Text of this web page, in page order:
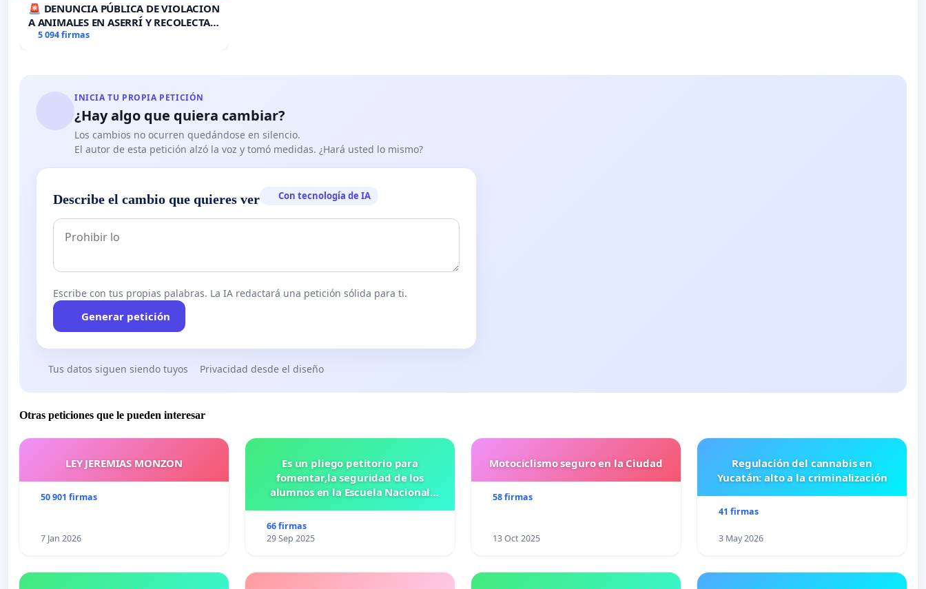
🚨 DENUNCIA PÚBLICA DE VIOLACION
A ANIMALES EN ASERRÍ Y RECOLECTA
DE FIRMAS 🚨
5 094 firmas
INICIA TU PROPIA PETICIÓN
¿Hay algo que quiera cambiar?
Los cambios no ocurren quedándose en silencio.
El autor de esta petición alzó la voz y tomó medidas. ¿Hará usted lo mismo?
Describe el cambio que quieres ver Con tecnología de IA
Escribe con tus propias palabras. La IA redactará una petición sólida para ti.
Generar petición
Tus datos siguen siendo tuyos Privacidad desde el diseño
Otras peticiones que le pueden interesar
LEY JEREMIAS MONZON
50 901 firmas
7 Jan 2026
Es un pliego petitorio para
fomentar,la seguridad de los
alumnos en la Escuela Nacional
66 firmas
29 Sep 2025
Motociclismo seguro en la Ciudad
58 firmas
13 Oct 2025
Regulación del cannabis en
Yucatán: alto a la criminalización
41 firmas
3 May 2026